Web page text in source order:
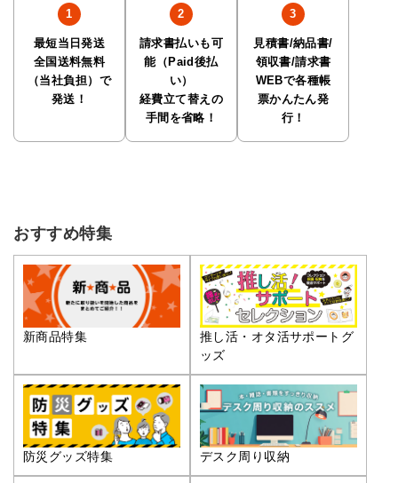
最短当日発送
全国送料無料
（当社負担）で
発送！
請求書払いも可
能（Paid後払
い）
経費立て替えの
手間を省略！
見積書/納品書/
領収書/請求書
WEBで各種帳
票かんたん発
行！
おすすめ特集
新商品特集
推し活・オタ活サポートグ
ッズ
防災グッズ特集 デスク周り収納